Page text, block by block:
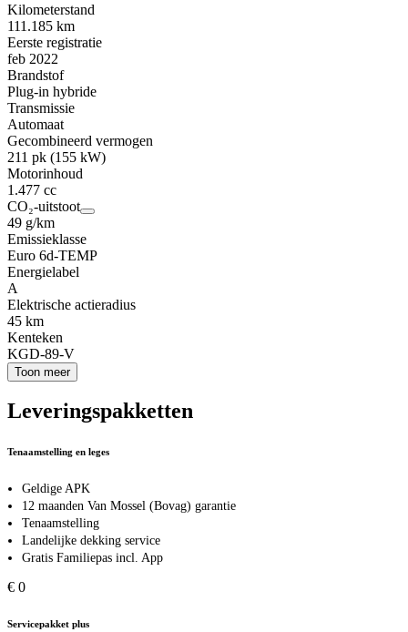
Kilometerstand
111.185 km
Eerste registratie
feb 2022
Brandstof
Plug-in hybride
Transmissie
Automaat
Gecombineerd vermogen
211 pk (155 kW)
Motorinhoud
1.477 cc
CO₂-uitstoot
49 g/km
Emissieklasse
Euro 6d-TEMP
Energielabel
A
Elektrische actieradius
45 km
Kenteken
KGD-89-V
Toon meer
Leveringspakketten
Tenaamstelling en leges
Geldige APK
12 maanden Van Mossel (Bovag) garantie
Tenaamstelling
Landelijke dekking service
Gratis Familiepas incl. App
€ 0
Servicepakket plus